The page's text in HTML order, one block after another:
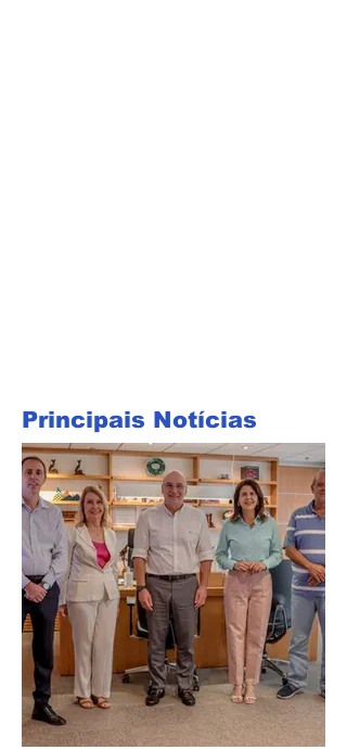
Principais Notícias